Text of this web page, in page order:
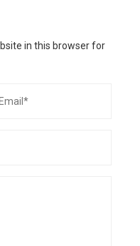
in this browser for